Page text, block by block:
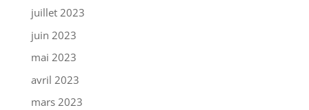
juillet 2023
juin 2023
mai 2023
avril 2023
mars 2023